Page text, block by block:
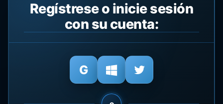
Regístrese o inicie sesión
con su cuenta: